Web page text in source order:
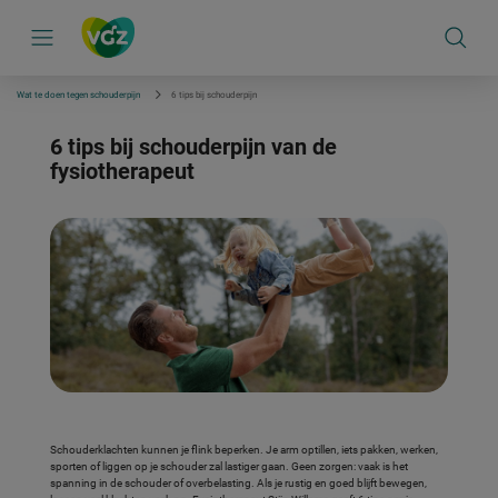
Wat te doen tegen schouderpijn 6 tips bij schouderpijn
6 tips bij schouderpijn van de
fysiotherapeut
Schouderklachten kunnen je flink beperken. Je arm optillen, iets pakken, werken,
sporten of liggen op je schouder zal lastiger gaan. Geen zorgen: vaak is het
spanning in de schouder of overbelasting. Als je rustig en goed blijft bewegen,